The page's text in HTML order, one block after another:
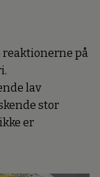
reaktionerne på
lav
stor
er